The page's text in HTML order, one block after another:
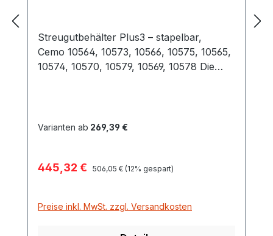
Streugutbehälter Plus3 – stapelbar,
Cemo 10564, 10573, 10566, 10575, 10565,
10574, 10570, 10579, 10569, 10578 Die
Gebrauch noch mehr Komfort und
Kommunen. Die Stapelfähigkeit gewährt
Der sehr stabile Deckel kann über
Varianten ab 269,39 €
Verkaufspreis:
445,32 € Regulärer Preis:
506,05 € (12% gespart)
Preise inkl. MwSt. zzgl. Versandkosten